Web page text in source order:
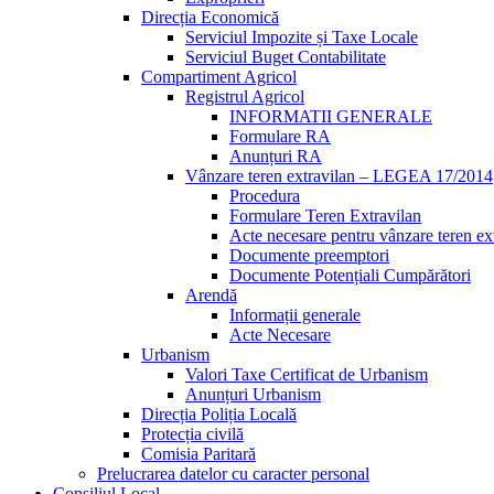
Direcția Economică
Serviciul Impozite și Taxe Locale
Serviciul Buget Contabilitate
Compartiment Agricol
Registrul Agricol
INFORMATII GENERALE
Formulare RA
Anunțuri RA
Vânzare teren extravilan – LEGEA 17/2014
Procedura
Formulare Teren Extravilan
Acte necesare pentru vânzare teren
Documente preemptori
Documente Potențiali Cumpărători
Arendă
Informații generale
Acte Necesare
Urbanism
Valori Taxe Certificat de Urbanism
Anunțuri Urbanism
Direcția Poliția Locală
Protecția civilă
Comisia Paritară
Prelucrarea datelor cu caracter personal